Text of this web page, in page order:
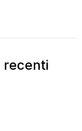
recenti